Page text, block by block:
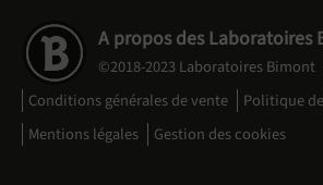
A propos des Laboratoires
©2018-2023 Laboratoires Bimont
Conditions générales de vente
Politique
Mentions légales
Gestion des cookies